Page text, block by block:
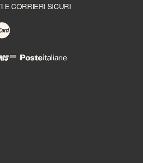
E CORRIERI SICURI